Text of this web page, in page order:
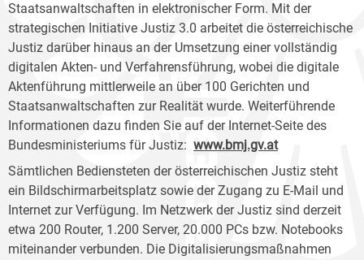
Staatsanwaltschaften in elektronischer Form. Mit der
strategischen Initiative Justiz 3.0 arbeitet die österreichische
Justiz darüber hinaus an der Umsetzung einer vollständig
digitalen Akten- und Verfahrensführung, wobei die digitale
Aktenführung mittlerweile an über 100 Gerichten und
Staatsanwaltschaften zur Realität wurde. Weiterführende
Informationen dazu finden Sie auf der Internet-Seite des
Bundesministeriums für Justiz: www.bmj.gv.at
Sämtlichen Bediensteten der österreichischen Justiz steht
ein Bildschirmarbeitsplatz sowie der Zugang zu E-Mail und
Internet zur Verfügung. Im Netzwerk der Justiz sind derzeit
etwa 200 Router, 1.200 Server, 20.000 PCs bzw. Notebooks
miteinander verbunden. Die Digitalisierungsmaßnahmen